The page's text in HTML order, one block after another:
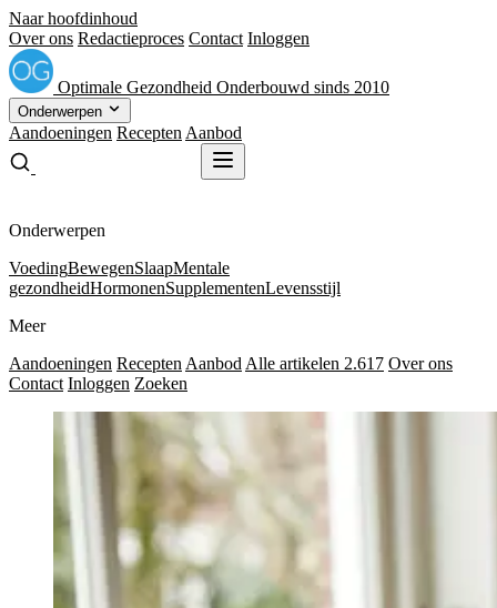
Naar hoofdinhoud
Over ons Redactieproces Contact Inloggen
Optimale Gezondheid Onderbouwd sinds 2010
Onderwerpen
Aandoeningen Recepten Aanbod
Onderwerpen
VoedingBewegenSlaapMentale
gezondheidHormonenSupplementenLevensstijl
Meer
Aandoeningen Recepten Aanbod Alle artikelen 2.617 Over ons
Contact Inloggen Zoeken